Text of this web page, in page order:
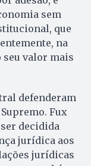
sem
que
na
seu valor mais
defenderam
Fux
decidida
jurídica aos
jurídicas